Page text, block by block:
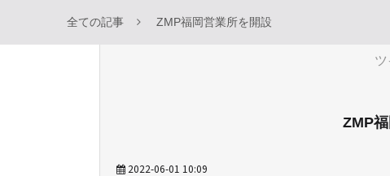
全ての記事 ZMP福岡営業所を開設
ツ
ZMP
2022-06-01 10:09